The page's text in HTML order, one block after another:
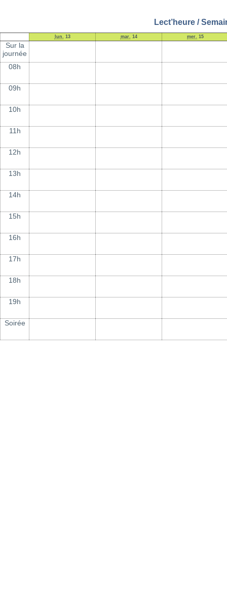
Lect’heure /
lun. 13 mar. 14 mer. 15
Sur la
journée
08h
09h
10h
11h
12h
13h
14h
15h
16h
17h
18h
19h
Soirée